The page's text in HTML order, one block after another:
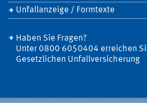
Unfallanzeige / Formtexte
Haben Sie Fragen?
Unter 0800 6050404 erreichen
Gesetzlichen Unfallversicherung